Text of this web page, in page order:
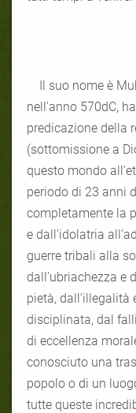
Il suo nome è
nell'anno 570dC,
predicazione della
(sottomissione a
questo mondo
periodo di 23 anni
completamente la
e dall'idolatria
guerre tribali alla
dall’ubriachezza e
pietà,
disciplinata, dal
di eccellenza
conosciuto una
popolo o di un
tutte queste